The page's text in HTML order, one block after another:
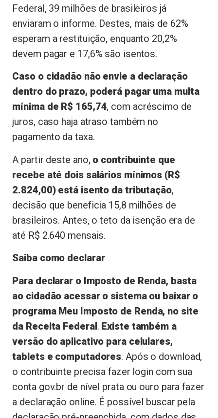
Federal, 39 milhões de brasileiros já
enviaram o informe. Destes, mais de 62%
esperam a restituição, enquanto 20,2%
devem pagar e 17,6% são isentos.
Caso o cidadão não envie a declaração
dentro do prazo, poderá pagar uma multa
mínima de R$ 165,74, com acréscimo de
juros, caso haja atraso também no
pagamento da taxa.
A partir deste ano, o contribuinte que
recebe até dois salários mínimos (R$
2.824,00) está isento da tributação,
decisão que beneficia 15,8 milhões de
brasileiros. Antes, o teto da isenção era de
até R$ 2.640 mensais.
Saiba como declarar
Para declarar o Imposto de Renda, basta
ao cidadão acessar o sistema ou baixar o
programa Meu Imposto de Renda, no site
da Receita Federal. Existe também a
versão do aplicativo para celulares,
tablets e computadores. Após o download,
o contribuinte precisa fazer login com sua
conta gov.br de nível prata ou ouro para fazer
a declaração online. É possível buscar pela